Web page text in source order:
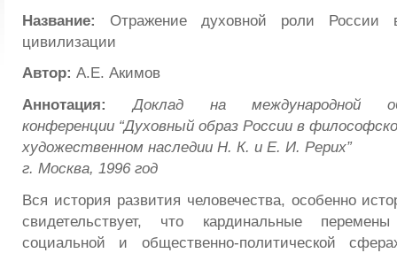
Название: Отражение духовной роли России
цивилизации
Автор: А.Е. Акимов
Аннотация:
Доклад на международной
конференции “Духовный образ России в
художественном наследии Н. К. и Е. И. Рерих”
г. Москва, 1996 год
Вся история развития человечества, особенно
свидетельствует, что кардинальные
социальной и общественно-политической